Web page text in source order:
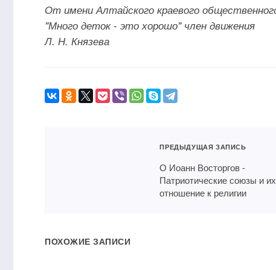
От имени Алтайского краевого
"Много деток - это хорошо" член движения
Л. Н. Князева
ПРЕДЫДУЩАЯ ЗАПИСЬ
О Иоанн Восторгов -
Патриотические союзы и их
отношение к религии
ПОХОЖИЕ ЗАПИСИ